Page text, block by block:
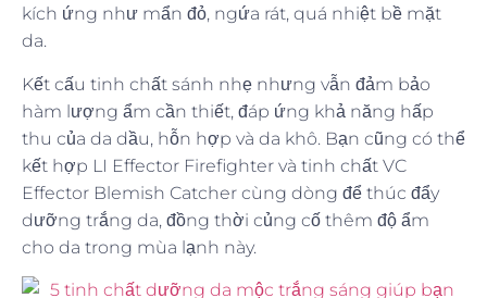
kích ứng như mẩn đỏ, ngứa rát, quá nhiệt bề mặt
da.
Kết cấu tinh chất sánh nhẹ nhưng vẫn đảm bảo
hàm lượng ẩm cần thiết, đáp ứng khả năng hấp
thu của da dầu, hỗn hợp và da khô. Bạn cũng có thể
kết hợp LI Effector Firefighter và tinh chất VC
Effector Blemish Catcher cùng dòng để thúc đẩy
dưỡng trắng da, đồng thời củng cố thêm độ ẩm
cho da trong mùa lạnh này.